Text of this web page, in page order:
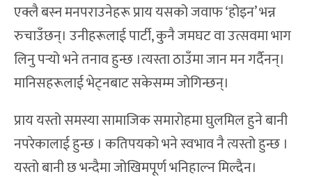
एक्लै बस्न मनपराउनेहरू प्राय यसको जवाफ ‘होइन’ भन्न
रुचाउँछन्। उनीहरूलाई पार्टी, कुनै जमघट वा उत्सवमा भाग
लिनु पर्‍यो भने तनाव हुन्छ ।त्यस्ता ठाउँमा जान मन गर्दैनन्।
मानिसहरूलाई भेट्नबाट सकेसम्म जोगिन्छन्।
प्राय यस्तो समस्या सामाजिक समारोहमा घुलमिल हुने बानी
नपरेकालाई हुन्छ । कतिपयको भने स्वभाव नै त्यस्तो हुन्छ ।
यस्तो बानी छ भन्दैमा जोखिमपूर्ण भनिहाल्न मिल्दैन।